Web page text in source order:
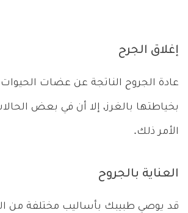
إغلاق الجرح
عادة الجروح الناتجة عن عضات الحيوات
بخياطتها بالغرز، إلا أن في بعض
الأمر ذلك.
العناية بالجروح
قد يوصي طبيبك بأساليب مختلفة من